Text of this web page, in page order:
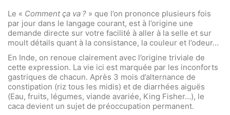
Le « Comment ça va ? » que l’on prononce plusieurs fois
par jour dans le langage courant, est à l’origine une
demande directe sur votre facilité à aller à la selle et sur
moult détails quant à la consistance, la couleur et l’odeur…
En Inde, on renoue clairement avec l’origine triviale de
cette expression. La vie ici est marquée par les inconforts
gastriques de chacun. Après 3 mois d’alternance de
constipation (riz tous les midis) et de diarrhées aiguës
(Eau, fruits, légumes, viande avariée, King Fisher…), le
caca devient un sujet de préoccupation permanent.